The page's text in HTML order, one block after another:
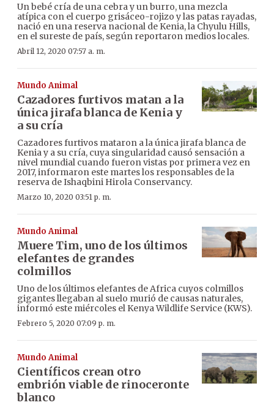
Un bebé cría de una cebra y un burro, una mezcla
atípica con el cuerpo grisáceo-rojizo y las patas rayadas,
nació en una reserva nacional de Kenia, la Chyulu Hills,
en el sureste de país, según reportaron medios locales.
Abril 12, 2020 07:57 a. m.
Mundo Animal
Cazadores furtivos matan a la
única jirafa blanca de Kenia y
a su cría
Cazadores furtivos mataron a la única jirafa blanca de
Kenia y a su cría, cuya singularidad causó sensación a
nivel mundial cuando fueron vistas por primera vez en
2017, informaron este martes los responsables de la
reserva de Ishaqbini Hirola Conservancy.
Marzo 10, 2020 03:51 p. m.
Mundo Animal
Muere Tim, uno de los últimos
elefantes de grandes
colmillos
Uno de los últimos elefantes de Africa cuyos colmillos
gigantes llegaban al suelo murió de causas naturales,
informó este miércoles el Kenya Wildlife Service (KWS).
Febrero 5, 2020 07:09 p. m.
Mundo Animal
Científicos crean otro
embrión viable de rinoceronte
blanco